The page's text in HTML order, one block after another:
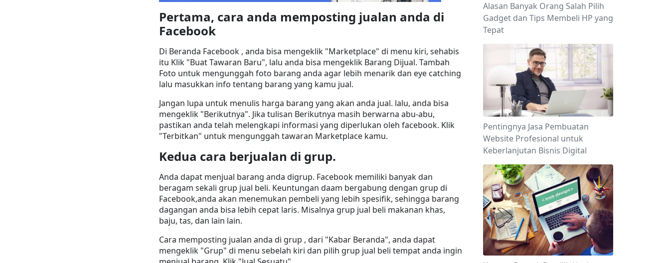
Pertama, cara anda memposting jualan anda di
Facebook
Di Beranda Facebook , anda bisa mengeklik "Marketplace" di menu kiri, sehabis
itu Klik "Buat Tawaran Baru", lalu anda bisa mengeklik Barang Dijual. Tambah
Foto untuk mengunggah foto barang anda agar lebih menarik dan eye catching
lalu masukkan info tentang barang yang kamu jual.
Jangan lupa untuk menulis harga barang yang akan anda jual. lalu, anda bisa
mengeklik "Berikutnya". Jika tulisan Berikutnya masih berwarna abu-abu,
pastikan anda telah melengkapi informasi yang diperlukan oleh facebook. Klik
"Terbitkan" untuk mengunggah tawaran Marketplace kamu.
Kedua cara berjualan di grup.
Anda dapat menjual barang anda digrup. Facebook memiliki banyak dan
beragam sekali grup jual beli. Keuntungan daam bergabung dengan grup di
Facebook,anda akan menemukan pembeli yang lebih spesifik, sehingga barang
dagangan anda bisa lebih cepat laris. Misalnya grup jual beli makanan khas,
baju, tas, dan lain lain.
Cara memposting jualan anda di grup , dari "Kabar Beranda", anda dapat
mengeklik "Grup" di menu sebelah kiri dan pilih grup jual beli tempat anda ingin
Alasan Banyak Orang Salah Pilih
Gadget dan Tips Membeli HP yang
Tepat
Pentingnya Jasa Pembuatan
Website Profesional untuk
Keberlanjutan Bisnis Digital